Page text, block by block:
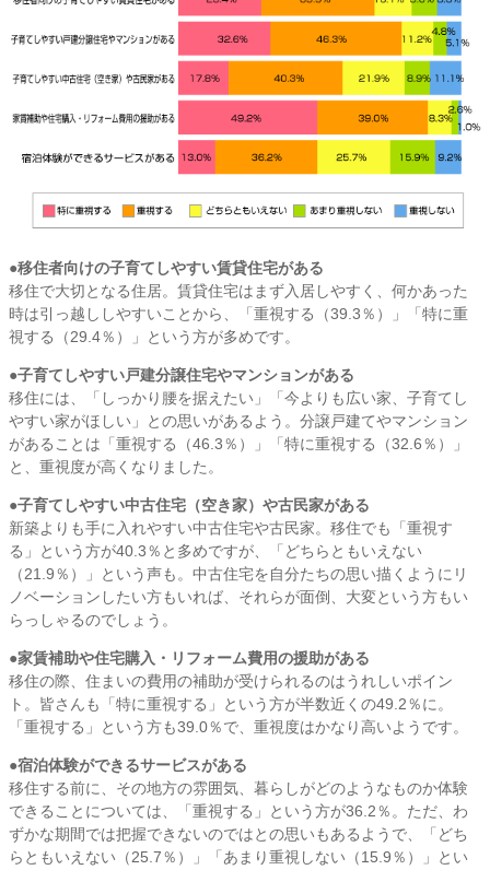
●移住者向けの子育てしやすい賃貸住宅がある
移住で大切となる住居。賃貸住宅はまず入居しやすく、何かあった
時は引っ越ししやすいことから、「重視する（39.3％）」「特に重
視する（29.4％）」という方が多めです。
●子育てしやすい戸建分譲住宅やマンションがある
移住には、「しっかり腰を据えたい」「今よりも広い家、子育てし
やすい家がほしい」との思いがあるよう。分譲戸建てやマンション
があることは「重視する（46.3％）」「特に重視する（32.6％）」
と、重視度が高くなりました。
●子育てしやすい中古住宅（空き家）や古民家がある
新築よりも手に入れやすい中古住宅や古民家。移住でも「重視す
る」という方が40.3％と多めですが、「どちらともいえない
（21.9％）」という声も。中古住宅を自分たちの思い描くようにリ
ノベーションしたい方もいれば、それらが面倒、大変という方もい
らっしゃるのでしょう。
●家賃補助や住宅購入・リフォーム費用の援助がある
移住の際、住まいの費用の補助が受けられるのはうれしいポイン
ト。皆さんも「特に重視する」という方が半数近くの49.2％に。
「重視する」という方も39.0％で、重視度はかなり高いようです。
●宿泊体験ができるサービスがある
移住する前に、その地方の雰囲気、暮らしがどのようなものか体験
できることについては、「重視する」という方が36.2％。ただ、わ
ずかな期間では把握できないのではとの思いもあるようで、「どち
らともいえない（25.7％）」「あまり重視しない（15.9％）」とい